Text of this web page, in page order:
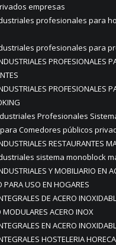
empresas
profesionales para
profesionales para
PROFESIONALES
PROFESIONALES
Profesionales
Comedores públicos
RESTAURANTES
sistema monoblock
Y MOBILIARIO EN
PARA USO EN HOGARES
DE ACERO
MODULARES ACERO INOX
EN ACERO
HOSTELERIA